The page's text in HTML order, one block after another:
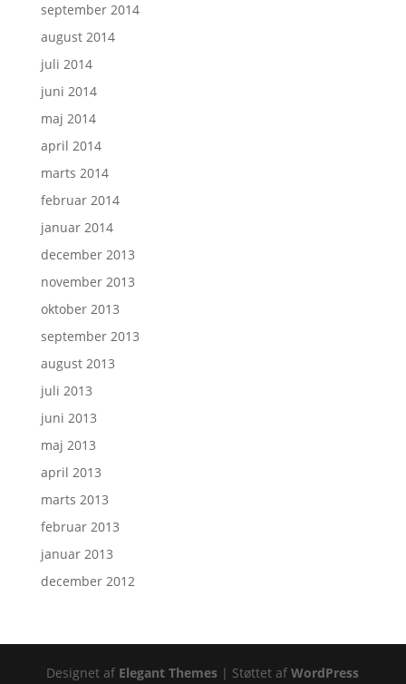
september 2014
august 2014
juli 2014
juni 2014
maj 2014
april 2014
marts 2014
februar 2014
januar 2014
december 2013
november 2013
oktober 2013
september 2013
august 2013
juli 2013
juni 2013
maj 2013
april 2013
marts 2013
februar 2013
januar 2013
december 2012
Designet af Elegant Themes | Støttet afWordPress